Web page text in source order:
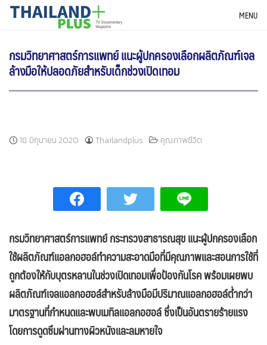
SkipTHAILANDPLUS NEWS MENU
กรมวิทยาศาสตร์การแพทย์ แนะผู้ปกครองเลือกผลิตภัณฑ์เจล
ล้างมือให้ปลอดภัยสำหรับเด็กช่วงเปิดเทอม
18 มิถุนายน 2020 Thailandplus คุณภาพชีวิต
กรมวิทยาศาสตร์การแพทย์ กระทรวงสาธารณสุข แนะผู้ปกครองเลือก
ใช้ผลิตภัณฑ์แอลกอฮอล์ทำความสะอาดมือที่มีคุณภาพและสอนการใช้ที่
ถูกต้องให้กับบุตรหลานในช่วงเปิดเทอมเพื่อป้องกันโรค พร้อมเผยพบ
ผลิตภัณฑ์เจลแอลกอฮอล์สำหรับล้างมือมีปริมาณแอลกอฮอล์ต่ำกว่า
มาตรฐานที่กำหนดและพบเมทิลแอลกอฮอล์ ซึ่งเป็นอันตรายร้ายแรง
โดยการดูดซึมผ่านทางผิวหนังและลมหายใจ